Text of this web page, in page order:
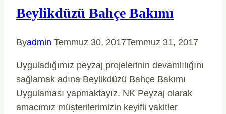
Beylikdüzü Bahçe Bakımı
Byadmin Temmuz 30, 2017Temmuz 31, 2017
Uyguladığımız peyzaj projelerinin devamlılığını
sağlamak adına Beylikdüzü Bahçe Bakımı
Uygulaması yapmaktayız. NK Peyzaj olarak
amacımız müşterilerimizin keyifli vakitler